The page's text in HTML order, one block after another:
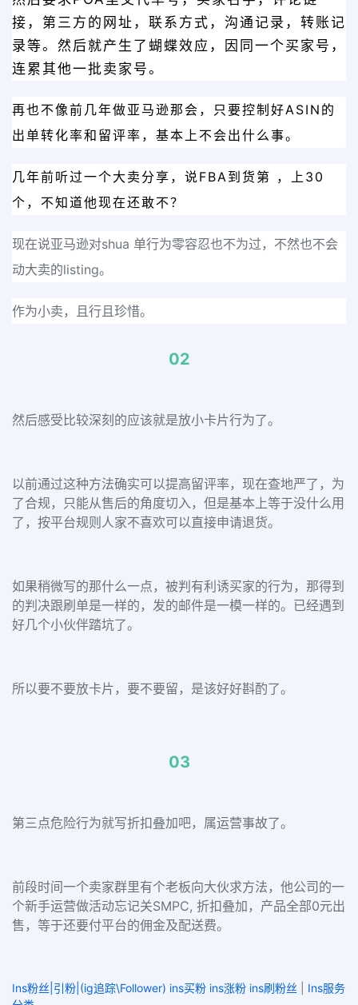
接，第三方的网址，联系方式，沟通记录，转账记
录等。然后就产生了蝴蝶效应，因同一个买家号，
连累其他一批卖家号。
再也不像前几年做亚马逊那会，只要控制好ASIN的
出单转化率和留评率，基本上不会出什么事。
几年前听过一个大卖分享，说FBA到货第 ，上30
个，不知道他现在还敢不？
现在说亚马逊对shua 单行为零容忍也不为过，不然也不会
动大卖的listing。
作为小卖，且行且珍惜。
02
然后感受比较深刻的应该就是放小卡片行为了。
以前通过这种方法确实可以提高留评率，现在查地严了，为
了合规，只能从售后的角度切入，但是基本上等于没什么用
了，按平台规则人家不喜欢可以直接申请退货。
如果稍微写的那什么一点，被判有利诱买家的行为，那得到
的判决跟刷单是一样的，发的邮件是一模一样的。已经遇到
好几个小伙伴踏坑了。
所以要不要放卡片，要不要留，是该好好斟酌了。
03
第三点危险行为就写折扣叠加吧，属运营事故了。
前段时间一个卖家群里有个老板向大伙求方法，他公司的一
个新手运营做活动忘记关SMPC, 折扣叠加，产品全部0元出
售，等于还要付平台的佣金及配送费。
Ins粉丝|引粉|(ig追踪\Follower) ins买粉 ins涨粉 ins刷粉丝
Ins服务